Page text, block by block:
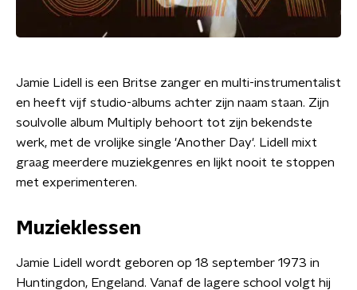
Jamie Lidell is een Britse zanger en multi-instrumentalist
en heeft vijf studio-albums achter zijn naam staan. Zijn
soulvolle album Multiply behoort tot zijn bekendste
werk, met de vrolijke single 'Another Day'. Lidell mixt
graag meerdere muziekgenres en lijkt nooit te stoppen
met experimenteren.
Muzieklessen
Jamie Lidell wordt geboren op 18 september 1973 in
Huntingdon, Engeland. Vanaf de lagere school volgt hij